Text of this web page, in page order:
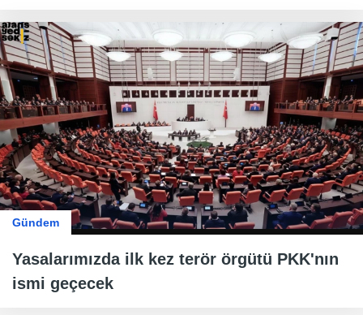
Gündem
Yasalarımızda ilk kez terör örgütü PKK'nın
ismi geçecek